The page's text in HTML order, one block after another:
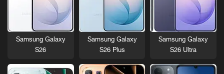
Samsung Galaxy
S26 Ultra
Samsung Galaxy
S26 Plus
Samsung Galaxy
S26